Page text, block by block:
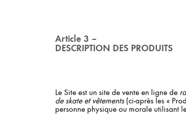
Article 3 –
DESCRIPTION DES PRODUITS
Le Site est un site de vente en ligne de
de skate et vêtements (ci-après les «
personne physique ou morale utilisant